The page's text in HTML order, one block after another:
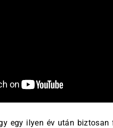
egy ilyen év után